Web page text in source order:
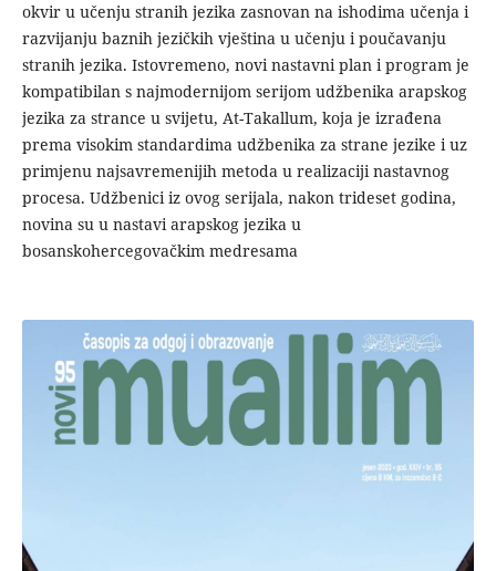
okvir u učenju stranih jezika zasnovan na ishodima učenja i
razvijanju baznih jezičkih vještina u učenju i poučavanju
stranih jezika. Istovremeno, novi nastavni plan i program je
kompatibilan s najmodernijom serijom udžbenika arapskog
jezika za strance u svijetu, At-Takallum, koja je izrađena
prema visokim standardima udžbenika za strane jezike i uz
primjenu najsavremenijih metoda u realizaciji nastavnog
procesa. Udžbenici iz ovog serijala, nakon trideset godina,
novina su u nastavi arapskog jezika u
bosanskohercegovačkim medresama